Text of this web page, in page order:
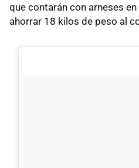
que contarán con arneses
ahorrar 18 kilos de peso al